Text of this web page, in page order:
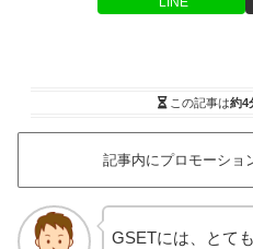
この記事は約4
記事内にプロモーショ
GSETには、とて